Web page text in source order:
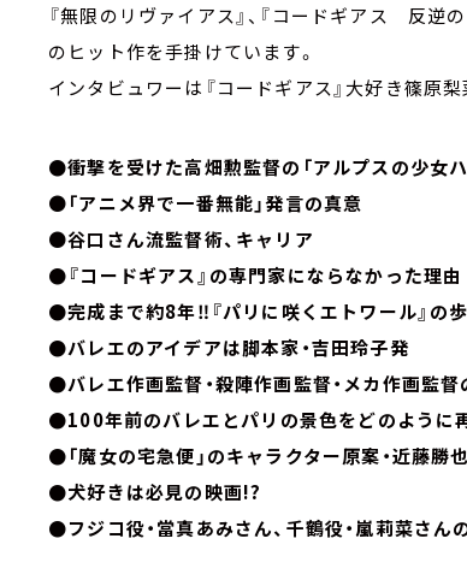
『無限のリヴァイアス』、『コードギアス 反逆
のヒット作を手掛けています。
インタビュワーは『コードギアス』大好き篠原梨
●衝撃を受けた高畑勲監督の「アルプスの少女ハ
●「アニメ界で一番無能」発言の真意
●谷口さん流監督術、キャリア
●『コードギアス』の専門家にならなかった理由
●完成まで約8年‼『パリに咲くエトワール』の
●バレエのアイデアは脚本家・吉田玲子発
●バレエ作画監督・殺陣作画監督・メカ作画監督
●100年前のバレエとパリの景色をどのように
●「魔女の宅急便」のキャラクター原案・近藤勝
●犬好きは必見の映画!?
●フジコ役・當真あみさん、千鶴役・嵐莉菜さん